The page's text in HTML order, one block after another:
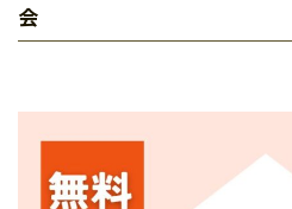
会